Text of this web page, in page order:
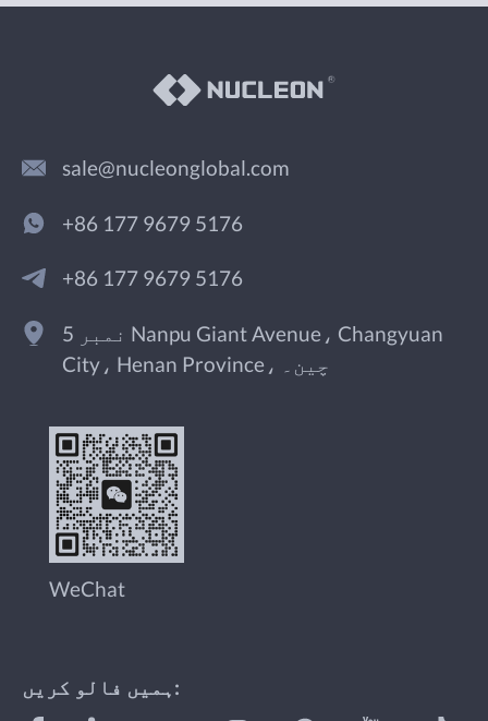
sale@nucleonglobal.com
+86 177 9679 5176
+86 177 9679 5176
نمبر 5 Nanpu Giant Avenue، Changyuan
City، Henan Province، چین۔
WeChat
ہمیں فالو کریں: